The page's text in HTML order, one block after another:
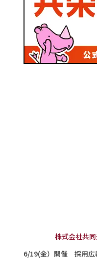
株式会社共
6/19(金）開催 採用広